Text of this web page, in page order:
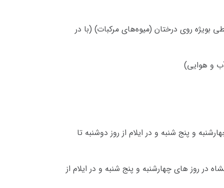
بویژه روی درختان (میوه‌های مرکبات) (با در
و هوایی)
و پنج شنبه و در ایلام از روز دوشنبه تا
در روز های چهارشنبه و پنج شنبه و در ایلام از